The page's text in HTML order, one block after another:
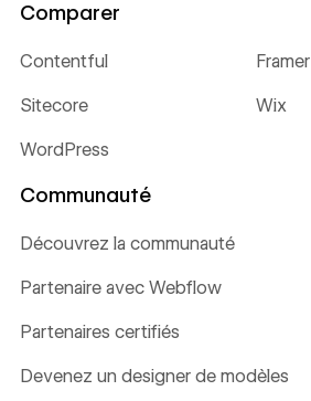
Comparer
Contentful Framer
Sitecore Wix
WordPress
Communauté
Découvrez la communauté
Partenaire avec Webflow
Partenaires certifiés
Devenez un designer de modèles